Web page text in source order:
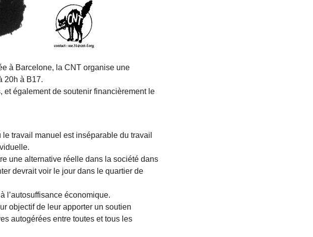
à Barcelone, la CNT organise une
20h à B17.
et également de soutenir financièrement le
travail manuel est inséparable du travail
une alternative réelle dans la société dans
devrait voir le jour dans le quartier de
l’autosuffisance économique.
objectif de leur apporter un soutien
autogérées entre toutes et tous les